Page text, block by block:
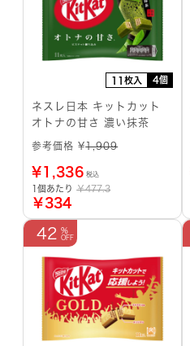
11枚入 4個
ネスレ日本 キットカット
オトナの甘さ 濃い抹茶
参考価格 ¥1,909
¥1,336 税込
1個あたり￥477.3
￥334
42